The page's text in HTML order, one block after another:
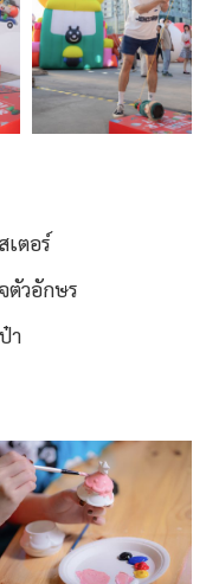
เตอร์
ตัวอักษร
า